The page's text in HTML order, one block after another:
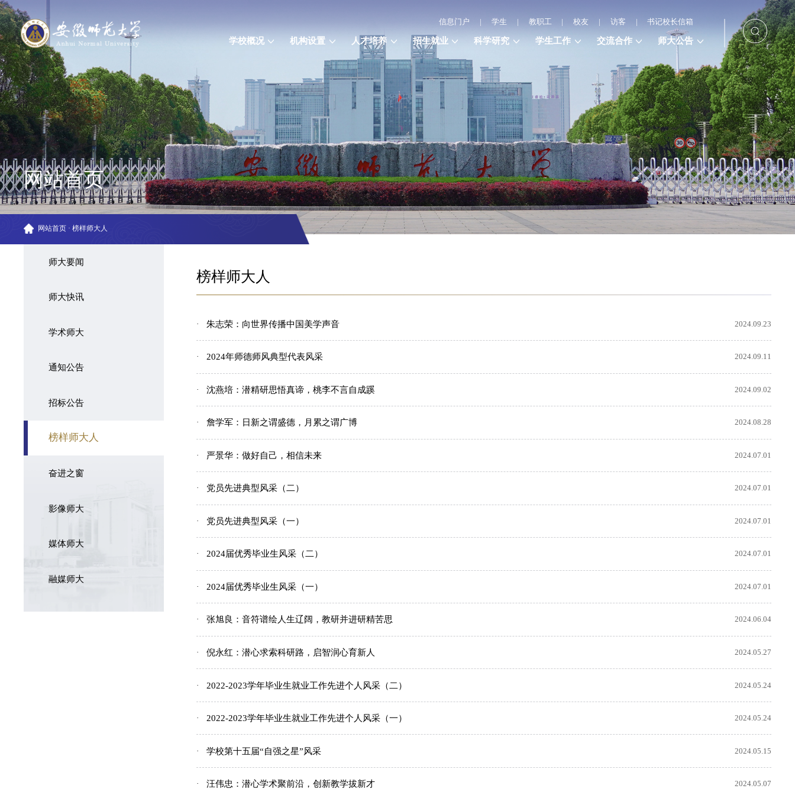
信息门户 | 学生 | 教职工 | 校友 | 访客 | 书记校长信箱
学校概况 机构设置 人才培养 招生就业 科学研究 学生工作 交流合作 师大公告
网站首页
网站首页 · 榜样师大人
师大要闻
师大快讯
学术师大
通知公告
招标公告
榜样师大人
奋进之窗
影像师大
媒体师大
融媒师大
榜样师大人
朱志荣：向世界传播中国美学声音 2024.09.23
2024年师德师风典型代表风采 2024.09.11
沈燕培：潜精研思悟真谛，桃李不言自成蹊 2024.09.02
詹学军：日新之谓盛德，月累之谓广博 2024.08.28
严景华：做好自己，相信未来 2024.07.01
党员先进典型风采（二） 2024.07.01
党员先进典型风采（一） 2024.07.01
2024届优秀毕业生风采（二） 2024.07.01
2024届优秀毕业生风采（一） 2024.07.01
张旭良：音符谱绘人生辽阔，教研并进研精苦思 2024.06.04
倪永红：潜心求索科研路，启智润心育新人 2024.05.27
2022-2023学年毕业生就业工作先进个人风采（二） 2024.05.24
2022-2023学年毕业生就业工作先进个人风采（一） 2024.05.24
学校第十五届“自强之星”风采 2024.05.15
汪伟忠：潜心学术聚前沿，创新教学拔新才 2024.05.07